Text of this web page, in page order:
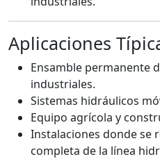
Aplicaciones
Ensamble permanente
industriales.
Sistemas hidráulicos
Equipo agrícola y
Instalaciones donde se
completa de la línea